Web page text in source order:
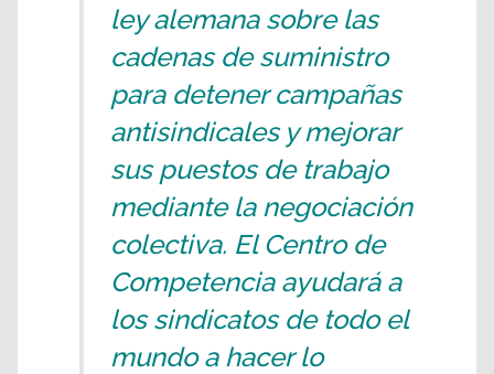
ley alemana sobre las
cadenas de suministro
para detener campañas
antisindicales y mejorar
sus puestos de trabajo
mediante la negociación
colectiva. El Centro de
Competencia ayudará a
los sindicatos de todo el
mundo a hacer lo